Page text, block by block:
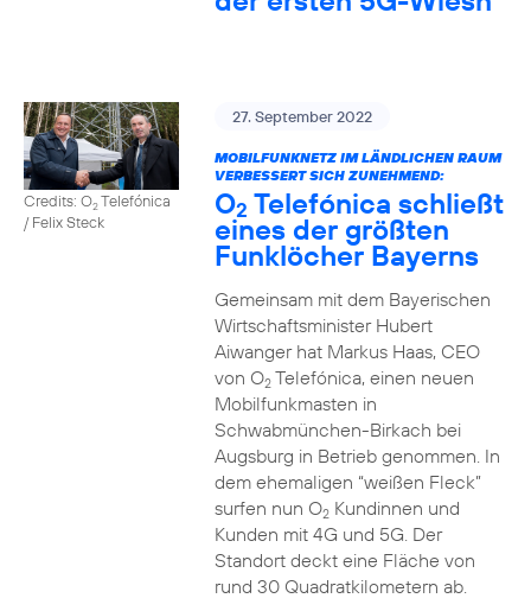
Credits: O2Telefónica
/ Felix Steck
27. September 2022
MOBILFUNKNETZ IM LÄNDLICHEN RAUM
VERBESSERT SICH ZUNEHMEND:
O2 Telefónica schließt
eines der größten
Funklöcher Bayerns
Gemeinsam mit dem Bayerischen
Wirtschaftsminister Hubert
Aiwanger hat Markus Haas, CEO
von O2Telefónica, einen neuen
Mobilfunkmasten in
Schwabmünchen-Birkach bei
Augsburg in Betrieb genommen. In
dem ehemaligen “weißen Fleck”
surfen nun O2Kundinnen und
Kunden mit 4G und 5G. Der
Standort deckt eine Fläche von
rund 30 Quadratkilometern ab.